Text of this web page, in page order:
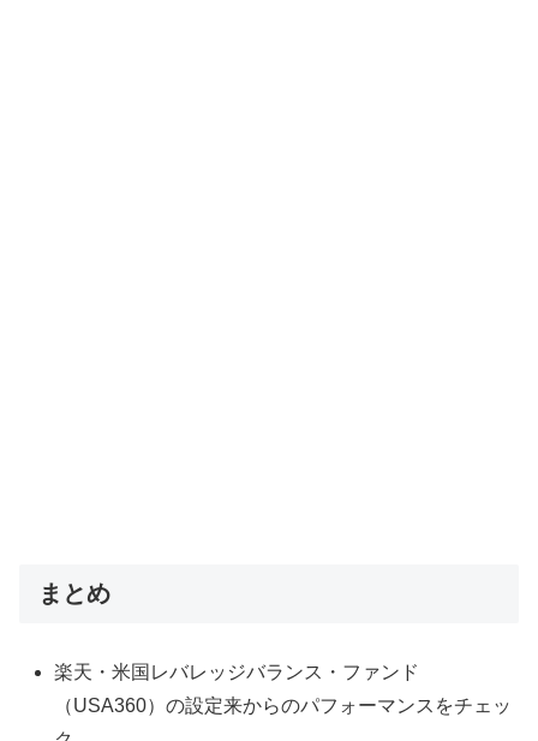
まとめ
楽天・米国レバレッジバランス・ファンド
（USA360）の設定来からのパフォーマンスをチェッ